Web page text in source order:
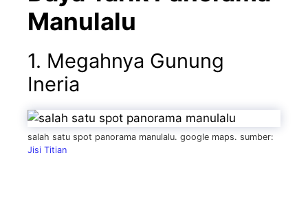
Manulalu
1. Megahnya Gunung
Ineria
salah satu spot panorama manulalu. google maps. sumber:
Jisi Titian